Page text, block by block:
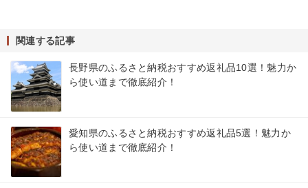
関連する記事
長野県のふるさと納税おすすめ返礼品10選！魅力か
ら使い道まで徹底紹介！
愛知県のふるさと納税おすすめ返礼品5選！魅力か
ら使い道まで徹底紹介！